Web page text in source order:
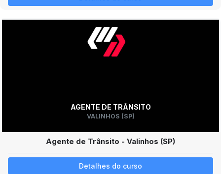
AGENTE DE TRÂNSITO
VALINHOS (SP)
Agente de Trânsito - Valinhos (SP)
Detalhes do curso